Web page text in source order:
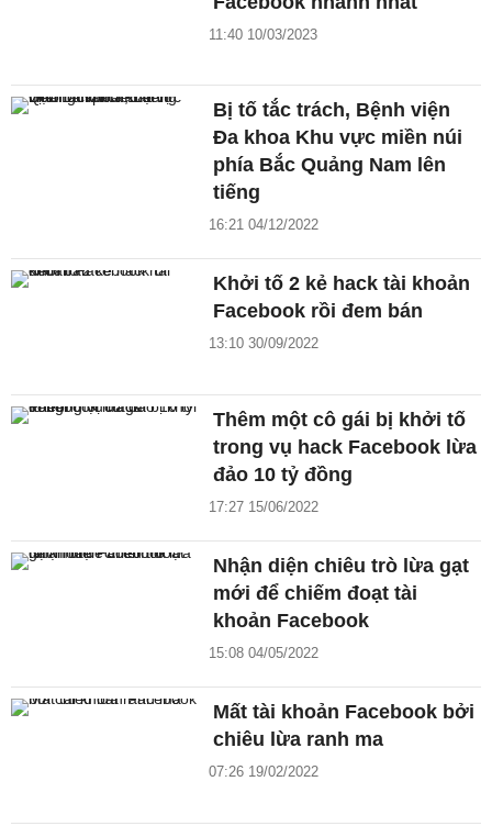
11:40 10/03/2023
Bị tố tắc trách, Bệnh viện
Đa khoa Khu vực miền núi
phía Bắc Quảng Nam lên
tiếng
16:21 04/12/2022
Khởi tố 2 kẻ hack tài khoản
Facebook rồi đem bán
13:10 30/09/2022
Thêm một cô gái bị khởi tố
trong vụ hack Facebook lừa
đảo 10 tỷ đồng
17:27 15/06/2022
Nhận diện chiêu trò lừa gạt
mới để chiếm đoạt tài
khoản Facebook
15:08 04/05/2022
Mất tài khoản Facebook bởi
chiêu lừa ranh ma
07:26 19/02/2022